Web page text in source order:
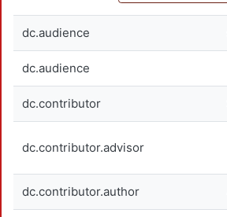
dc.audience
dc.audience
dc.contributor
dc.contributor.advisor
dc.contributor.author